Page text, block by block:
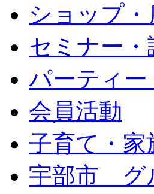
ショップ
セミナー・
パーティー
会員活動
子育て・家
宇部市 グ